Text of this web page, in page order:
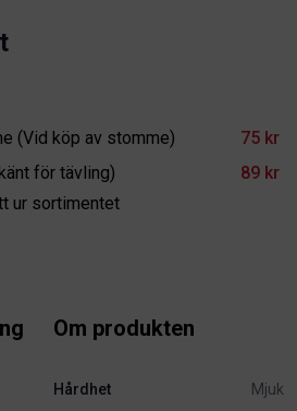
(Vid köp av stomme)
75 kr
för tävling)
89 kr
ur sortimentet
Om produkten
Hårdhet Mjuk